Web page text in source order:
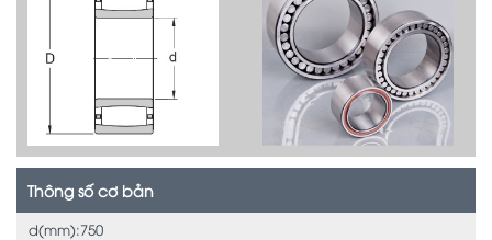
Thông số cơ bản
d(mm):750